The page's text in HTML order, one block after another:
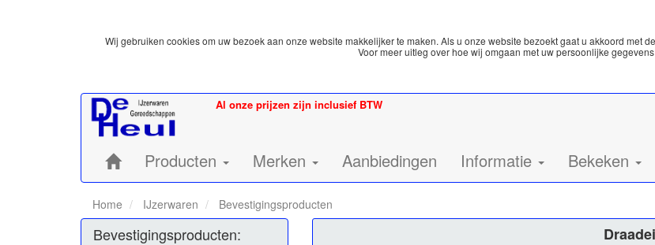
Wij gebruiken cookies om uw bezoek aan onze website makkelijker te maken. Als u onze website bezoekt gaat u akkoord met
Voor meer uitleg over hoe wij omgaan met uw persoonlijke gegevens
Al onze prijzen zijn inclusief BTW
Home:Producten Merken Aanbiedingen Informatie Bekeken
Home IJzerwaren Bevestigingsproducten
Bevestigingsproducten: